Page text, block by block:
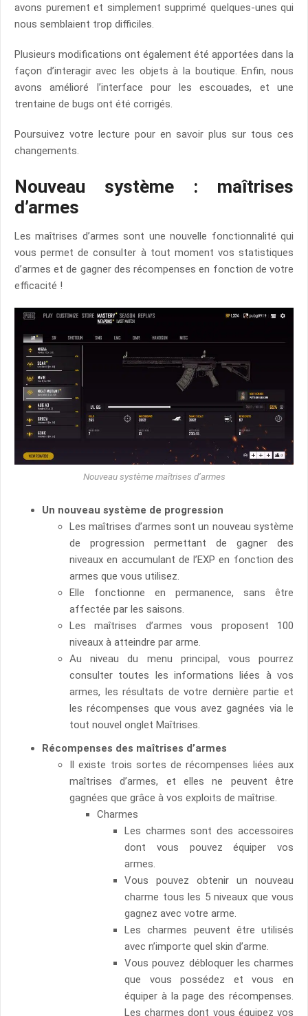
avons purement et simplement supprimé quelques-unes qui
nous semblaient trop difficiles.
Plusieurs modifications ont également été apportées dans la
façon d’interagir avec les objets à la boutique. Enfin, nous
avons amélioré l’interface pour les escouades, et une
trentaine de bugs ont été corrigés.
Poursuivez votre lecture pour en savoir plus sur tous ces
changements.
Nouveau système : maîtrises
d’armes
Les maîtrises d’armes sont une nouvelle fonctionnalité qui
vous permet de consulter à tout moment vos statistiques
d’armes et de gagner des récompenses en fonction de votre
efficacité !
Nouveau système maîtrises d’armes
Un nouveau système de progression
Les maîtrises d’armes sont un nouveau système
de progression permettant de gagner des
niveaux en accumulant de l’EXP en fonction des
armes que vous utilisez.
Elle fonctionne en permanence, sans être
affectée par les saisons.
Les maîtrises d’armes vous proposent 100
niveaux à atteindre par arme.
Au niveau du menu principal, vous pourrez
consulter toutes les informations liées à vos
armes, les résultats de votre dernière partie et
les récompenses que vous avez gagnées via le
tout nouvel onglet Maîtrises.
Récompenses des maîtrises d’armes
Il existe trois sortes de récompenses liées aux
maîtrises d’armes, et elles ne peuvent être
gagnées que grâce à vos exploits de maîtrise.
Charmes
Les charmes sont des accessoires
dont vous pouvez équiper vos
armes.
Vous pouvez obtenir un nouveau
charme tous les 5 niveaux que vous
gagnez avec votre arme.
Les charmes peuvent être utilisés
avec n’importe quel skin d’arme.
Vous pouvez débloquer les charmes
que vous possédez et vous en
équiper à la page des récompenses.
Les charmes dont vous équipez vos